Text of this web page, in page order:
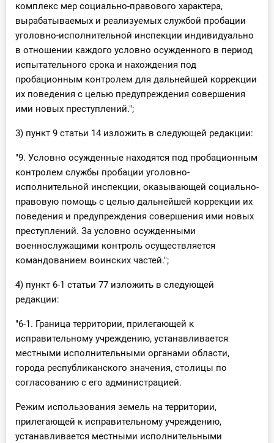
комплекс мер социально-правового характера,
вырабатываемых и реализуемых службой пробации
уголовно-исполнительной инспекции индивидуально
в отношении каждого условно осужденного в период
испытательного срока и нахождения под
пробационным контролем для дальнейшей коррекции
их поведения с целью предупреждения совершения
ими новых преступлений.";
3) пункт 9 статьи 14 изложить в следующей редакции:
"9. Условно осужденные находятся под пробационным
контролем службы пробации уголовно-
исполнительной инспекции, оказывающей социально-
правовую помощь с целью дальнейшей коррекции их
поведения и предупреждения совершения ими новых
преступлений. За условно осужденными
военнослужащими контроль осуществляется
командованием воинских частей.";
4) пункт 6-1 статьи 77 изложить в следующей
редакции:
"6-1. Граница территории, прилегающей к
исправительному учреждению, устанавливается
местными исполнительными органами области,
города республиканского значения, столицы по
согласованию с его администрацией.
Режим использования земель на территории,
прилегающей к исправительному учреждению,
устанавливается местными исполнительными